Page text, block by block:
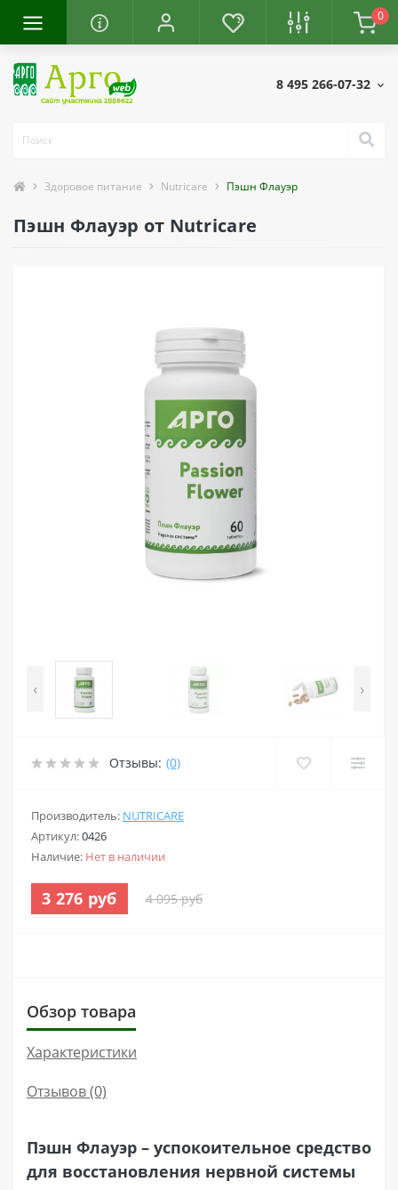
0
8 495 266-07-32
Здоровое питание Nutricare Пэшн Флауэр
Пэшн Флауэр от Nutricare
‹ ›
Отзывы: (0)
Производитель: NUTRICARE
Артикул:0426
Наличие: Нет в наличии
3 276 руб 4 095 руб
Обзор товара
Характеристики
Отзывов (0)
Пэшн Флауэр – успокоительное средство
для восстановления нервной системы